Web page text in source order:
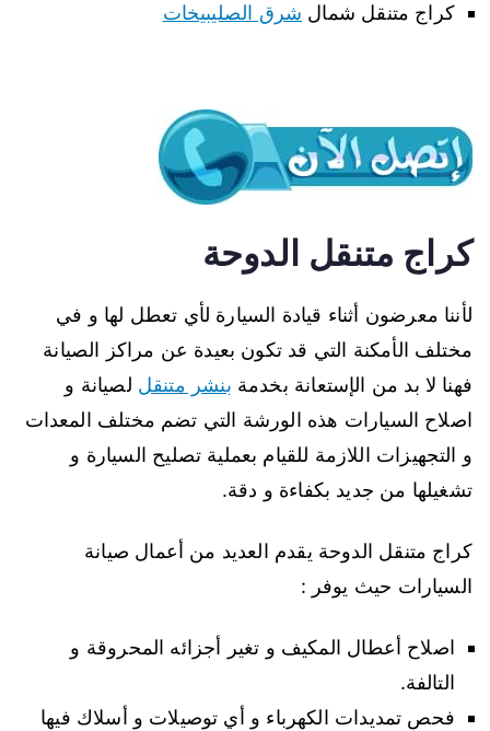
كراج متنقل شمال شرق الصليبيخات
كراج متنقل الدوحة
لأننا معرضون أثناء قيادة السيارة لأي تعطل لها و في
مختلف الأمكنة التي قد تكون بعيدة عن مراكز الصيانة
فهنا لا بد من الإستعانة بخدمة بنشر متنقل لصيانة و
اصلاح السيارات هذه الورشة التي تضم مختلف المعدات
و التجهيزات اللازمة للقيام بعملية تصليح السيارة و
تشغيلها من جديد بكفاءة و دقة.
كراج متنقل الدوحة يقدم العديد من أعمال صيانة
السيارات حيث يوفر :
اصلاح أعطال المكيف و تغير أجزائه المحروقة و
التالفة.
فحص تمديدات الكهرباء و أي توصيلات و أسلاك فيها